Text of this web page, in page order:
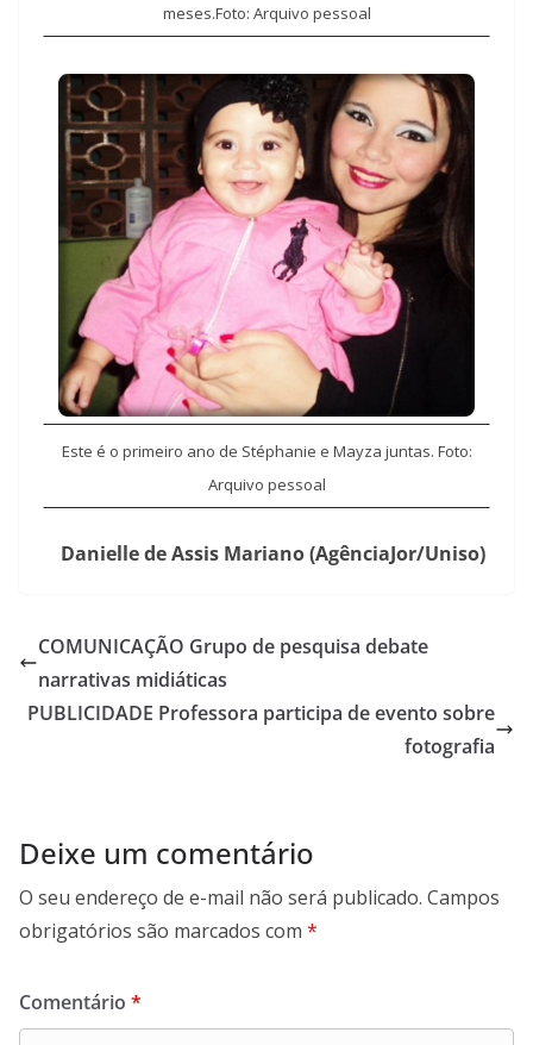
meses.Foto: Arquivo pessoal
Este é o primeiro ano de Stéphanie e Mayza juntas. Foto:
Arquivo pessoal
Danielle de Assis Mariano (AgênciaJor/Uniso)
COMUNICAÇÃO Grupo de pesquisa debate
narrativas midiáticas
PUBLICIDADE Professora participa de evento sobre
fotografia
Deixe um comentário
O seu endereço de e-mail não será publicado. Campos
obrigatórios são marcados com *
Comentário *